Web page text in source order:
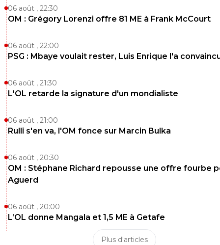
06 août , 22:30
OM : Grégory Lorenzi offre 81 ME à Frank McCourt
06 août , 22:00
PSG : Mbaye voulait rester, Luis Enrique l'a
06 août , 21:30
L'OL retarde la signature d'un mondialiste
06 août , 21:00
Rulli s'en va, l'OM fonce sur Marcin Bulka
06 août , 20:30
OM : Stéphane Richard repousse une offre fourbe
Aguerd
06 août , 20:00
L’OL donne Mangala et 1,5 ME à Getafe
Plus d'articles